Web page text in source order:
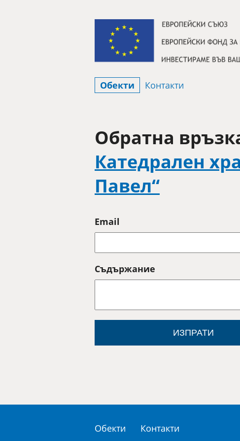
Обекти Контакти
Обратна
Катедрален
Павел“
Email
Съдържание
ИЗПРАТИ
Обекти Контакти